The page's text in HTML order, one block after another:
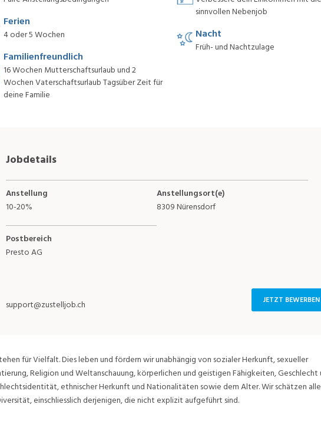
Ferien
4 oder 5 Wochen
Familienfreundlich
16 Wochen Mutterschaftsurlaub und 2
Wochen Vaterschaftsurlaub Tagsüber Zeit für
deine Familie
sinnvollen Nebenjob
Nacht
Früh- und Nachtzulage
Jobdetails
Anstellung
10-20%
Anstellungsort(e)
8309 Nürensdorf
Postbereich
Presto AG
support@zustelljob.ch JETZT BEWERBEN
für Vielfalt. Dies leben und fördern wir unabhängig von sozialer Herkunft, sexueller
Religion und Weltanschauung, körperlichen und geistigen Fähigkeiten, Geschlecht
ethnischer Herkunft und Nationalitäten sowie dem Alter. Wir schätzen
einschliesslich derjenigen, die nicht explizit aufgeführt sind.